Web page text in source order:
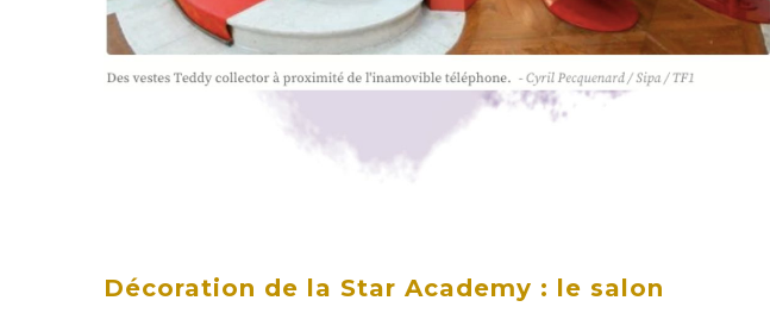
Décoration de la Star Academy : le salon